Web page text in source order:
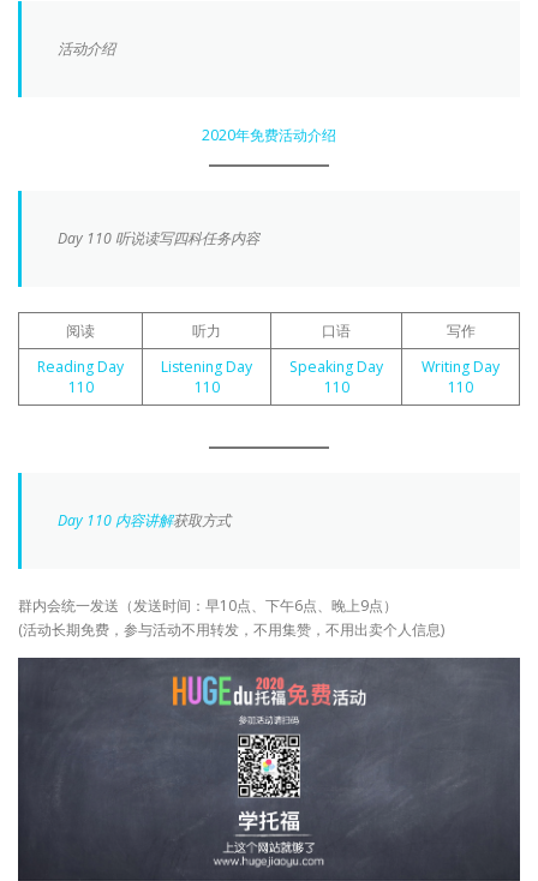
活动介绍
2020年免费活动介绍
Day 110 听说读写四科任务内容
阅读 听力 口语
写作
Reading Day
110
Listening Day
110
Speaking Day
110
Writing Day
110
Day 110 内容讲解获取方式
群内会统一发送（发送时间：早10点、下午6点、晚上9点）
(活动长期免费，参与活动不用转发，不用集赞，不用出卖个人信息)